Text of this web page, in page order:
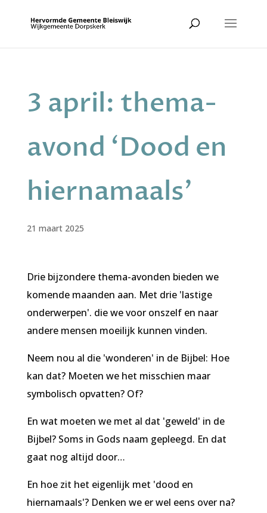
3 april: thema-
avond ‘Dood en
hiernamaals’
21 maart 2025
Drie bijzondere thema-avonden bieden we
komende maanden aan. Met drie 'lastige
onderwerpen'. die we voor onszelf en naar
andere mensen moeilijk kunnen vinden.
Neem nou al die 'wonderen' in de Bijbel: Hoe
kan dat? Moeten we het misschien maar
symbolisch opvatten? Of?
En wat moeten we met al dat 'geweld' in de
Bijbel? Soms in Gods naam gepleegd. En dat
gaat nog altijd door…
En hoe zit het eigenlijk met 'dood en
hiernamaals'? Denken we er wel eens over na?